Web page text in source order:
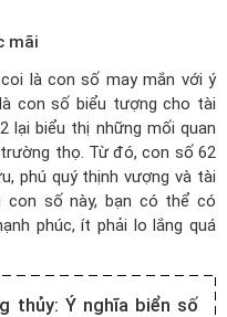
mãi
là con số may mắn với ý
con số biểu tượng cho tài
lại biểu thị những mối quan
thọ. Từ đó, con số 62
phú quý thịnh vượng và tài
con số này, bạn có thể có
phúc, ít phải lo lắng quá
thủy: Ý nghĩa biển số